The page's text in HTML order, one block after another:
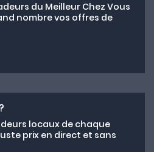
du Meilleur Chez Vous
nombre vos offres de
locaux de chaque
prix en direct et sans